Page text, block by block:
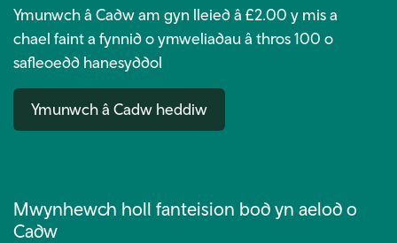
Ymunwch â Cadw am gyn lleied â £2.00 y mis a
chael faint a fynnid o ymweliadau â thros 100 o
safleoedd hanesyddol
Ymunwch â Cadw heddiw
Mwynhewch holl fanteision bod yn aelod o
Cadw